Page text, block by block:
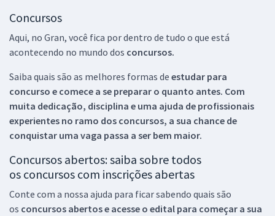
Concursos
Aqui, no Gran, você fica por dentro de tudo o que está
acontecendo no mundo dos concursos.
Saiba quais são as melhores formas de estudar para
concurso e comece a se preparar o quanto antes. Com
muita dedicação, disciplina e uma ajuda de profissionais
experientes no ramo dos concursos, a sua chance de
conquistar uma vaga passa a ser bem maior.
Concursos abertos: saiba sobre todos
os concursos com inscrições abertas
Conte com a nossa ajuda para ficar sabendo quais são
os concursos abertos e acesse o edital para começar a sua